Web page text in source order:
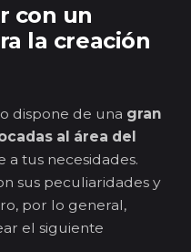
con un
la creación
dispone de una gran
al área del
a tus necesidades.
sus peculiaridades y
por lo general,
el siguiente